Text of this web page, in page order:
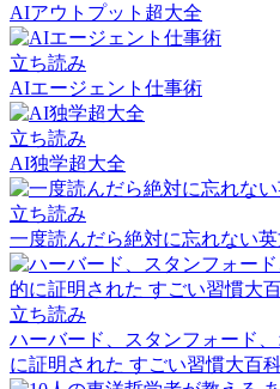
AIアウトプット超大全
立ち読み
AIエージェント仕事術
立ち読み
AI独学超大全
立ち読み
一度読んだら絶対に忘れない
立ち読み
ハーバード、スタンフォード
に証明された すごい習慣大百